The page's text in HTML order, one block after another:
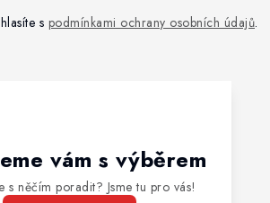
s podmínkami ochrany osobních údajů.
vám s výběrem
s něčím poradit? Jsme tu pro vás!